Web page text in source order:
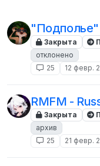
"Подполье"
Закрыта
отклонено
25
12 февр.
RMFM -
Закрыта
архив
25
21 февр.